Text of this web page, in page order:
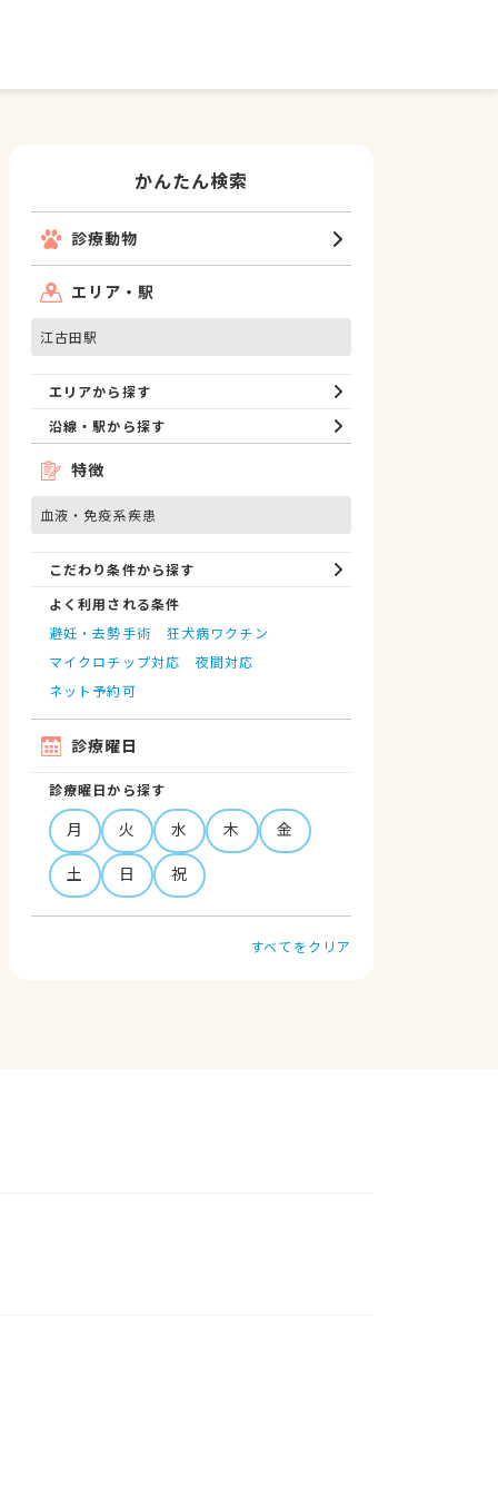
かんたん検索
診療動物
エリア・駅
江古田駅
エリアから探す
沿線・駅から探す
特徴
血液・免疫系疾患
こだわり条件から探す
よく利用される条件
避妊・去勢手術
狂犬病ワクチン
マイクロチップ対応
夜間対応
ネット予約可
診療曜日
診療曜日から探す
月 火 水 木
金
土
日 祝
すべてをクリア